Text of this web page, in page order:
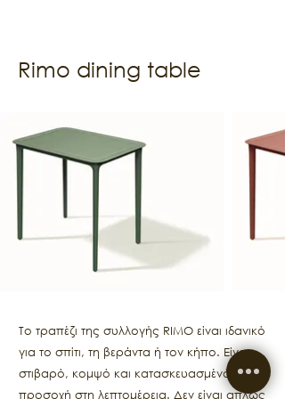
Rimo dining table
Το τραπέζι της συλλογής RIMO είναι ιδανικό
για το σπίτι, τη βεράντα ή τον κήπο. Είναι
στιβαρό, κομψό και κατασκευασμένό με
προσοχή στη λεπτομέρεια. Δεν είναι απλώς